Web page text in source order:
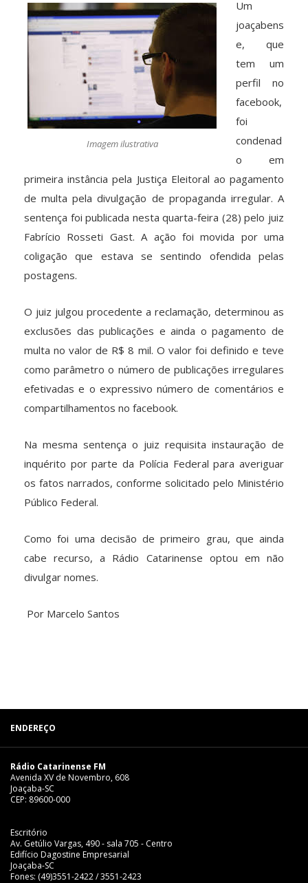
Imagem ilustrativa
Um
joaçabens
e, que
tem um
perfil no
facebook,
foi
condenad
o em
primeira instância pela Justiça Eleitoral ao pagamento
de multa pela divulgação de propaganda irregular. A
sentença foi publicada nesta quarta-feira (28) pelo juiz
Fabrício Rosseti Gast. A ação foi movida por uma
coligação que estava se sentindo ofendida pelas
postagens.
O juiz julgou procedente a reclamação, determinou as
exclusões das publicações e ainda o pagamento de
multa no valor de R$ 8 mil. O valor foi definido e teve
como parâmetro o número de publicações irregulares
efetivadas e o expressivo número de comentários e
compartilhamentos no facebook.
Na mesma sentença o juiz requisita instauração de
inquérito por parte da Polícia Federal para averiguar
os fatos narrados, conforme solicitado pelo Ministério
Público Federal.
Como foi uma decisão de primeiro grau, que ainda
cabe recurso, a Rádio Catarinense optou em não
divulgar nomes.
Por Marcelo Santos
ENDEREÇO
Rádio Catarinense FM
Avenida XV de Novembro, 608
Joaçaba-SC
CEP: 89600-000
Escritório
Av. Getúlio Vargas, 490 - sala 705 - Centro
Edifício Dagostine Empresarial
Joaçaba-SC
Fones: (49)3551-2422 / 3551-2423